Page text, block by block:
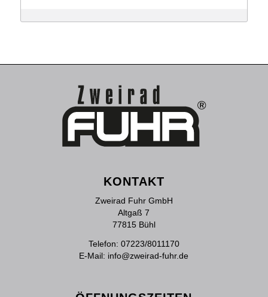
KONTAKT
Zweirad Fuhr GmbH
Altgaß 7
77815 Bühl
Telefon: 07223/8011170
E-Mail: info@zweirad-fuhr.de